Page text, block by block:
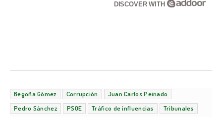
DISCOVER WITH
Begoña Gómez Corrupción
Juan Carlos Peinado
Pedro Sánchez
PSOE Tráfico de influencias
Tribunales